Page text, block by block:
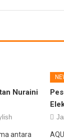
Nuraini
antara